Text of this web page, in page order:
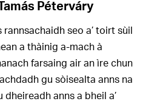
Péterváry
rannsachaidh seo a’ toirt sùil
a thàinig a-mach à
farsaing air an ìre chun
gu sòisealta anns na
anns a bheil a’